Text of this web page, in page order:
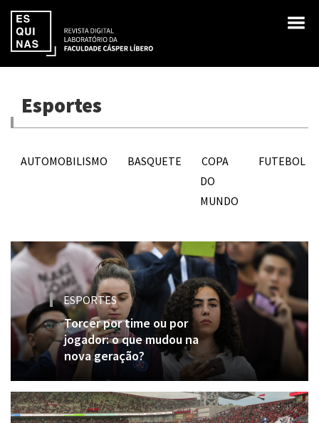
Esportes
AUTOMOBILISMO BASQUETE
COPA
DO
MUNDO
FUTEBOL
ESPORTES
Torcer por time ou por
jogador: o que mudou na
nova geração?